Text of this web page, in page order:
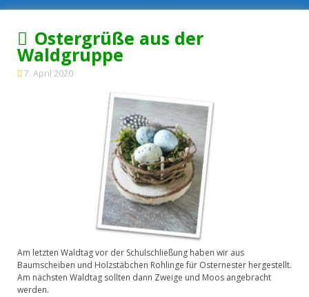
Ostergrüße aus der
Waldgruppe
7. April 2020
Am letzten Waldtag vor der Schulschließung haben wir aus
Baumscheiben und Holzstäbchen Rohlinge für Osternester hergestellt.
Am nächsten Waldtag sollten dann Zweige und Moos angebracht
werden.